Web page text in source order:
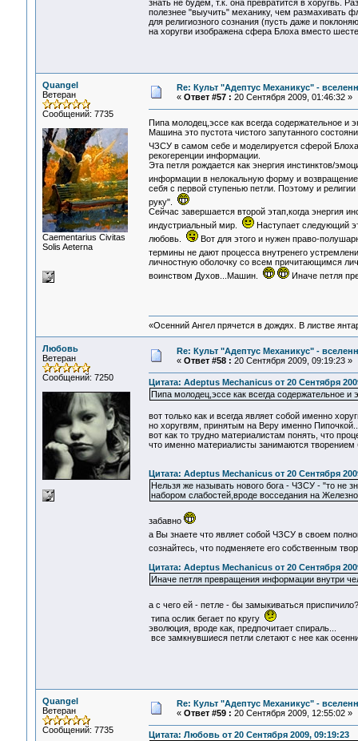
знать не будем, т.к. она превратится в хоругвь.
полезнее "выучить" механику, чем размахивать
для религиозного сознания (пусть даже и
на хоругви изображена сфера Блоха вместо
Quangel
Ветеран
Сообщений: 7735
Сaementarius Civitas
Solis Aeterna
Re: Культ "Адептус Механикус" -
« Ответ #57 : 20 Сентября 2009, 01:46:32 »
Пипа молодец,эссе как всегда содержательное и
Машина это пустота чистого запутанного
ЧЗСУ в самом себе и моделируется сферой
рекогеренции информации.
Эта петля рождается как энергия инстинктов/
информации в нелокальную форму и
себя с первой ступенью петли. Поэтому и
руку".
Сейчас завершается второй этап,когда энергия
индустриальный мир.
Наступает следующий
любовь.
Вот для этого и нужен право-
термины не дают процесса внутренего
личностную оболочку со всем причитающимся
воинством Духов...Машин.
Иначе петля
«Осенний Ангел прячется в дождях. В листве
Любовь
Ветеран
Сообщений: 7250
Re: Культ "Адептус Механикус" -
« Ответ #58 : 20 Сентября 2009, 09:19:23 »
Цитата: Adeptus Mechanicus от 20 Сентября
Пипа молодец,эссе как всегда содержательное и
вот только как и всегда являет собой именно
но хоругвям, принятым на Веру именно
вот как то трудно материалистам понять, что
что именно материалисты занимаются творением
Цитата: Adeptus Mechanicus от 20 Сентября
Нельзя же называть нового бога - ЧЗСУ - "то не
набором слабостей,вроде восседания на
забавно
а Вы знаете что являет собой ЧЗСУ в своем
сознайтесь, что подменяете его собственным
Цитата: Adeptus Mechanicus от 20 Сентября
Иначе петля превращения информации внутри
а с чего ей - петле - бы замыкиваться
типа ослик бегает по кругу
эволюция, вроде как, предпочитает спираль...
все замкнувшиеся петли слетают с нее как
Quangel
Ветеран
Сообщений: 7735
Re: Культ "Адептус Механикус" -
« Ответ #59 : 20 Сентября 2009, 12:55:02 »
Цитата: Любовь от 20 Сентября 2009, 09:19:23